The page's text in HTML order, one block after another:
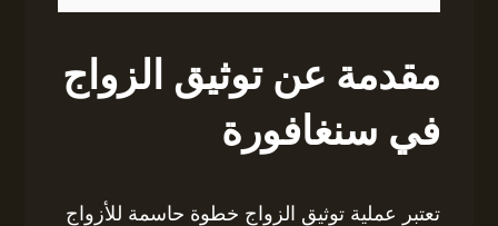
مقدمة عن توثيق الزواج
في سنغافورة
تعتبر عملية توثيق الزواج خطوة حاسمة للأزواج